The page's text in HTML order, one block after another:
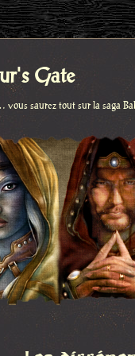
Gate
vous saurez tout sur la saga